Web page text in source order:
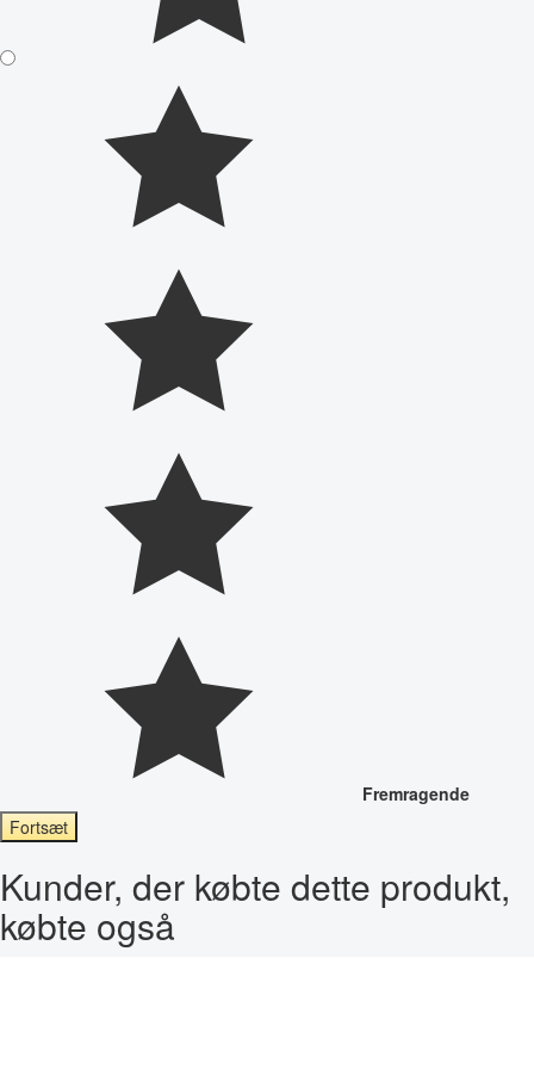
Fremragende
Fortsæt
Kunder, der købte dette produkt,
købte også